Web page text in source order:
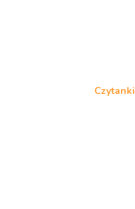
Czytanki